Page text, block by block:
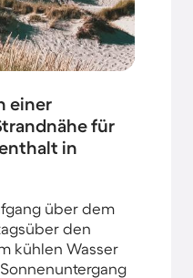
einer
für
in
über dem
den
kühlen Wasser